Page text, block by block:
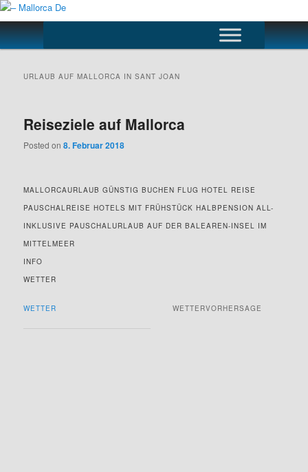
Skip
to
primary
content
Skip
to
secondary
content
Main
menu
URLAUB AUF MALLORCA INSANT JOAN
Reiseziele auf Mallorca
Posted on8. Februar 2018
MALLORCAURLAUB GÜNSTIG BUCHEN FLUG HOTEL REISE
PAUSCHALREISE HOTELS MIT FRÜHSTÜCK HALBPENSION ALL-
INKLUSIVE PAUSCHALURLAUB AUF DER BALEAREN-INSEL IM
MITTELMEER
INFO
WETTER
WETTER WETTERVORHERSAGE